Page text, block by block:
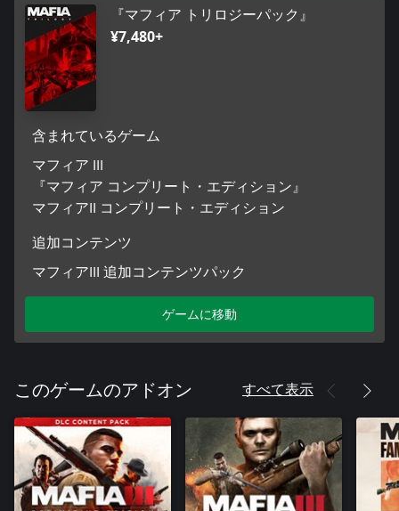
『マフィア トリロジーパック』
¥7,480+
含まれているゲーム
マフィア III
『マフィア コンプリート・エディション』
マフィアII コンプリート・エディション
追加コンテンツ
マフィアIII 追加コンテンツパック
ゲームに移動
このゲームのアドオン すべて表示